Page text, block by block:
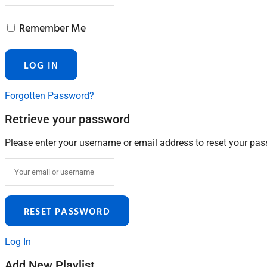
Remember Me
Forgotten Password?
Retrieve your password
Please enter your username or email address to reset your
Log In